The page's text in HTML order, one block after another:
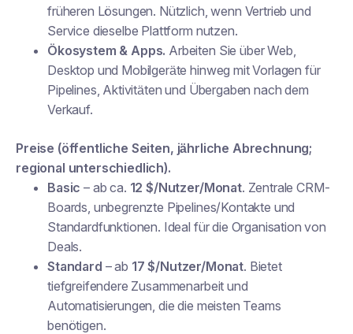
früheren Lösungen. Nützlich, wenn Vertrieb und
Service dieselbe Plattform nutzen.
Ökosystem & Apps. Arbeiten Sie über Web,
Desktop und Mobilgeräte hinweg mit Vorlagen für
Pipelines, Aktivitäten und Übergaben nach dem
Verkauf.
Preise (öffentliche Seiten, jährliche Abrechnung;
regional unterschiedlich).
Basic – ab ca. 12 $/Nutzer/Monat. Zentrale CRM-
Boards, unbegrenzte Pipelines/Kontakte und
Standardfunktionen. Ideal für die Organisation von
Deals.
Standard – ab 17 $/Nutzer/Monat. Bietet
tiefgreifendere Zusammenarbeit und
Automatisierungen, die die meisten Teams
benötigen.